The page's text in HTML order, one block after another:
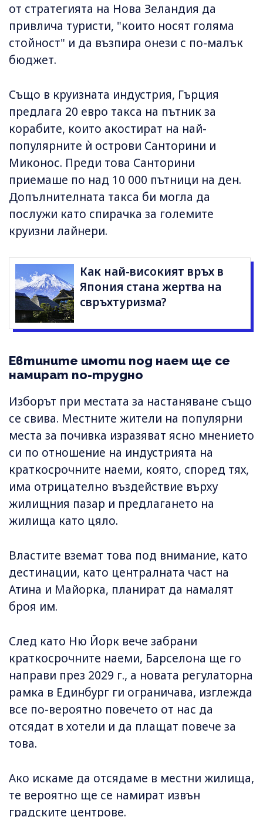
от стратегията на Нова Зеландия да
привлича туристи, "които носят голяма
стойност" и да възпира онези с по-малък
бюджет.
Също в круизната индустрия, Гърция
предлага 20 евро такса на пътник за
корабите, които акостират на най-
популярните ѝ острови Санторини и
Миконос. Преди това Санторини
приемаше по над 10 000 пътници на ден.
Допълнителната такса би могла да
послужи като спирачка за големите
круизни лайнери.
Как най-високият връх в
Япония стана жертва на
свръхтуризма?
Евтините имоти под наем ще се
намират по-трудно
Изборът при местата за настаняване също
се свива. Местните жители на популярни
места за почивка изразяват ясно мнението
си по отношение на индустрията на
краткосрочните наеми, която, според тях,
има отрицателно въздействие върху
жилищния пазар и предлагането на
жилища като цяло.
Властите вземат това под внимание, като
дестинации, като централната част на
Атина и Майорка, планират да намалят
броя им.
След като Ню Йорк вече забрани
краткосрочните наеми, Барселона ще го
направи през 2029 г., а новата регулаторна
рамка в Единбург ги ограничава, изглежда
все по-вероятно повечето от нас да
отсядат в хотели и да плащат повече за
това.
Ако искаме да отсядаме в местни жилища,
те вероятно ще се намират извън
градските центрове.